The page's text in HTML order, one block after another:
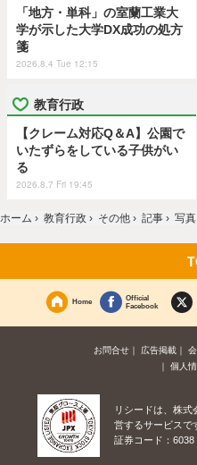
「地方・単科」の室蘭工業大
学が示した大学DX成功の処方
箋
2026.8.4 Tue 12:15
教育行政
【クレーム対応Q＆A】公園で
いたずらをしている子供がい
る
2026.8.7 Fri 19:45
ホーム › 教育行政 › その他 › 記事 › 写
Home
Official
Facebook
お問合せ 広告掲載
個人
リシードは、株式
営するサービスで
証券コード：6038